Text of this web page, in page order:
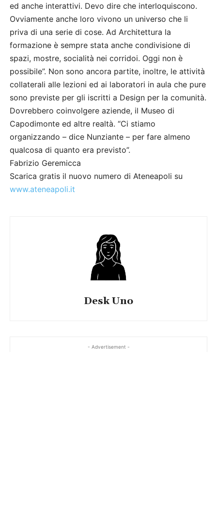
ed anche interattivi. Devo dire che interloquiscono.
Ovviamente anche loro vivono un universo che li
priva di una serie di cose. Ad Architettura la
formazione è sempre stata anche condivisione di
spazi, mostre, socialità nei corridoi. Oggi non è
possibile”. Non sono ancora partite, inoltre, le attività
collaterali alle lezioni ed ai laboratori in aula che pure
sono previste per gli iscritti a Design per la comunità.
Dovrebbero coinvolgere aziende, il Museo di
Capodimonte ed altre realtà. “Ci stiamo
organizzando – dice Nunziante – per fare almeno
qualcosa di quanto era previsto”.
Fabrizio Geremicca
Scarica gratis il nuovo numero di Ateneapoli su
www.ateneapoli.it
Desk Uno
- Advertisement -